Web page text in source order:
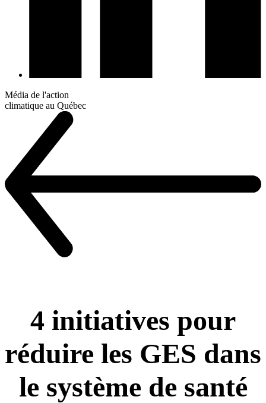
Média de l'action
climatique au Québec
4 initiatives pour
réduire les GES dans
le système de santé